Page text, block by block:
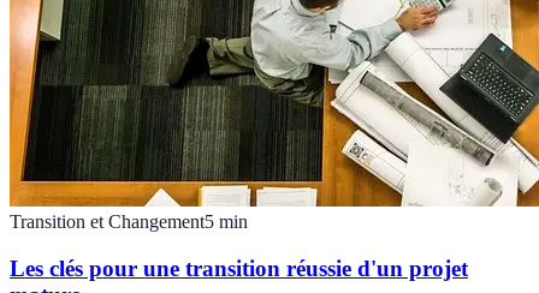
Transition et Changement5 min
Les clés pour une transition réussie d'un projet